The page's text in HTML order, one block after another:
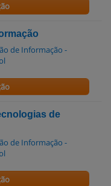
de Informação -
de
de Informação -